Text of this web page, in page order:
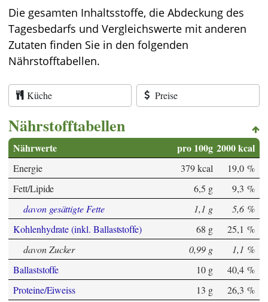
Die gesamten Inhaltsstoffe, die Abdeckung des
Tagesbedarfs und Vergleichswerte mit anderen
Zutaten finden Sie in den folgenden
Nährstofftabellen.
Küche Preise
Nährstofftabellen
Nährwerte pro 100g 2000 kcal
Energie 379 kcal
19,0 %
Fett/Lipide
6,5 g
9,3 %
davon gesättigte Fette
1,1 g
5,6 %
Kohlenhydrate (inkl. Ballaststoffe)
68 g
25,1 %
davon Zucker
0,99 g
1,1 %
Ballaststoffe
10 g
40,4 %
Proteine/Eiweiss
13 g
26,3 %